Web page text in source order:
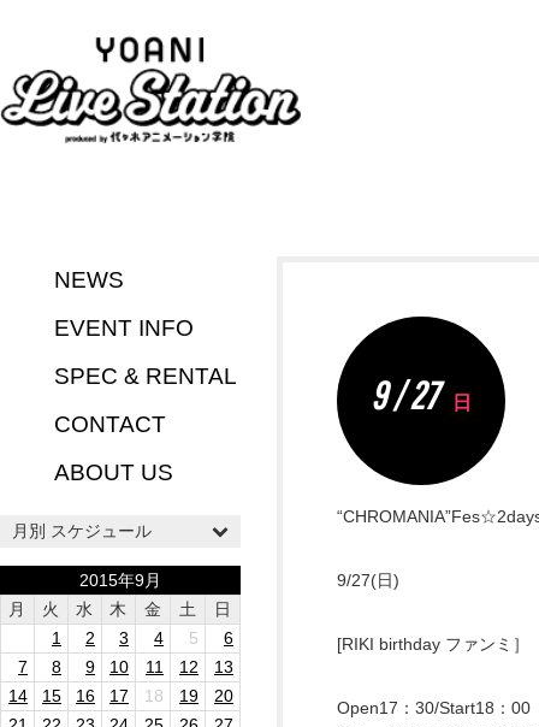
NEWS
EVENT INFO
SPEC & RENTAL
CONTACT
ABOUT US
月別 スケジュール
2015年9月
月
火 水 木 金 土
日
1
2 3 4 5
6
7
8 9 10 11 12
13
14
15 16 17 18 19
20
9 / 27 日
9/27(日)
[RIKI birthday ファンミ］
Open17：30/Start18：00